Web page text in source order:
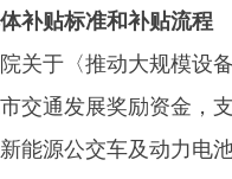
补贴标准和补贴流程
关于〈推动大规模设
交通发展奖励资金，
能源公交车及动力电